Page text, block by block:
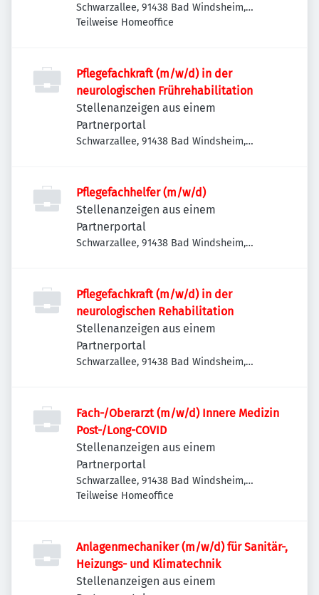
Schwarzallee, 91438 Bad Windsheim,
Deutschland
Teilweise Homeoffice
Pflegefachkraft (m/w/d) in der
neurologischen Frührehabilitation
Stellenanzeigen aus einem
Partnerportal
Schwarzallee, 91438 Bad Windsheim,
Pflegefachhelfer (m/w/d)
Stellenanzeigen aus einem
Partnerportal
Schwarzallee, 91438 Bad Windsheim,
Pflegefachkraft (m/w/d) in der
neurologischen Rehabilitation
Stellenanzeigen aus einem
Partnerportal
Schwarzallee, 91438 Bad Windsheim,
Fach-/Oberarzt (m/w/d) Innere Medizin
Post-/Long-COVID
Stellenanzeigen aus einem
Partnerportal
Schwarzallee, 91438 Bad Windsheim,
Deutschland
Teilweise Homeoffice
Anlagenmechaniker (m/w/d) für Sanitär-,
Heizungs- und Klimatechnik
Stellenanzeigen aus einem